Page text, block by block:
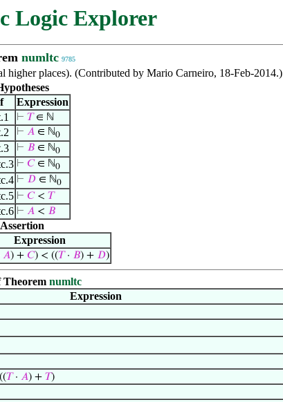
Logic Explorer
numltc 9785
higher places). (Contributed by Mario Carneiro, 18-Feb-2014.)
Expression
⊢ 𝑇∈ ℕ
⊢ 𝐴 ∈ ℕ0
⊢ 𝐵 ∈ ℕ0
⊢ 𝐶∈ ℕ0
⊢ 𝐷 ∈ ℕ0
⊢ 𝐶< 𝑇
⊢ 𝐴 < 𝐵
Assertion
Expression
𝐴) + 𝐶) < ((𝑇· 𝐵) + 𝐷)
Theorem numltc
Expression
𝑇· 𝐴) + 𝑇)